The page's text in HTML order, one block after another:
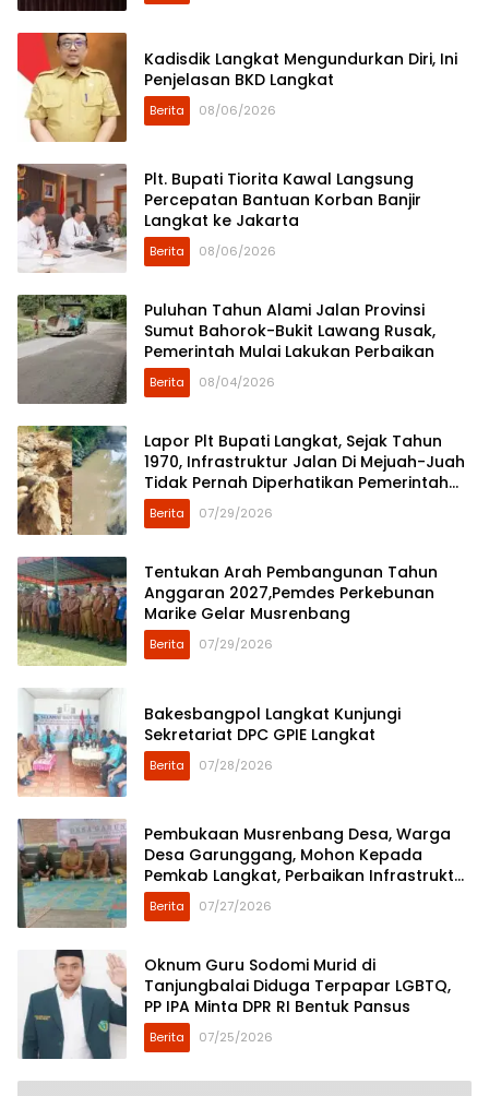
Kadisdik Langkat Mengundurkan Diri, Ini
Penjelasan BKD Langkat
Berita 08/06/2026
Plt. Bupati Tiorita Kawal Langsung
Percepatan Bantuan Korban Banjir
Langkat ke Jakarta
Berita 08/06/2026
Puluhan Tahun Alami Jalan Provinsi
Sumut Bahorok-Bukit Lawang Rusak,
Pemerintah Mulai Lakukan Perbaikan
Berita 08/04/2026
Lapor Plt Bupati Langkat, Sejak Tahun
1970, Infrastruktur Jalan Di Mejuah-Juah
Tidak Pernah Diperhatikan Pemerintah
Kabupaten Langkat
Berita 07/29/2026
Tentukan Arah Pembangunan Tahun
Anggaran 2027,Pemdes Perkebunan
Marike Gelar Musrenbang
Berita 07/29/2026
Bakesbangpol Langkat Kunjungi
Sekretariat DPC GPIE Langkat
Berita 07/28/2026
Pembukaan Musrenbang Desa, Warga
Desa Garunggang, Mohon Kepada
Pemkab Langkat, Perbaikan Infrastruktur
di Dusun Mejuah-Juah
Berita 07/27/2026
Oknum Guru Sodomi Murid di
Tanjungbalai Diduga Terpapar LGBTQ,
PP IPA Minta DPR RI Bentuk Pansus
Berita 07/25/2026